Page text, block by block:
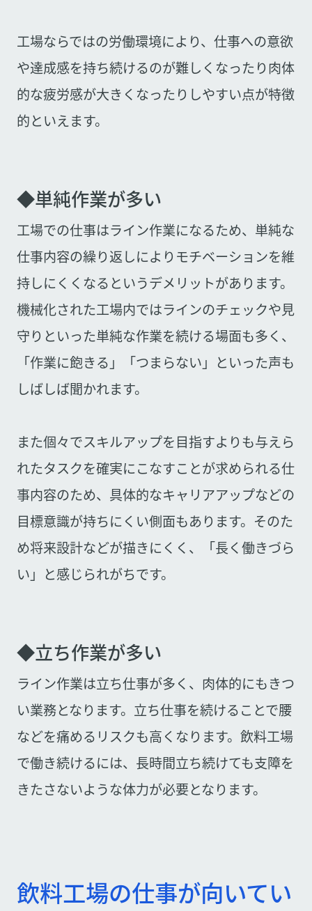
工場ならではの労働環境により、仕事への意欲
や達成感を持ち続けるのが難しくなったり肉体
的な疲労感が大きくなったりしやすい点が特徴
的といえます。
◆単純作業が多い
工場での仕事はライン作業になるため、単純な
仕事内容の繰り返しによりモチベーションを維
持しにくくなるというデメリットがあります。
機械化された工場内ではラインのチェックや見
守りといった単純な作業を続ける場面も多く、
「作業に飽きる」「つまらない」といった声も
しばしば聞かれます。
また個々でスキルアップを目指すよりも与えら
れたタスクを確実にこなすことが求められる仕
事内容のため、具体的なキャリアアップなどの
目標意識が持ちにくい側面もあります。そのた
め将来設計などが描きにくく、「長く働きづら
い」と感じられがちです。
◆立ち作業が多い
ライン作業は立ち仕事が多く、肉体的にもきつ
い業務となります。立ち仕事を続けることで腰
などを痛めるリスクも高くなります。飲料工場
で働き続けるには、長時間立ち続けても支障を
きたさないような体力が必要となります。
飲料工場の仕事が向いてい